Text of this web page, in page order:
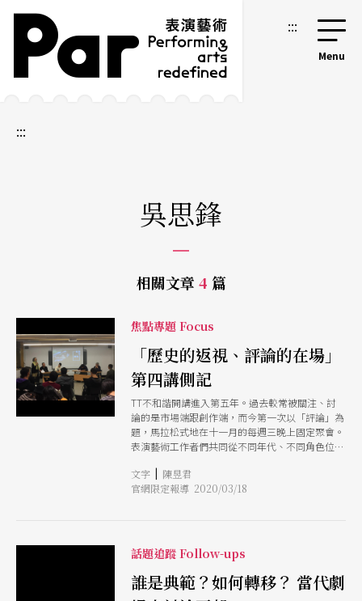
跳到主要內容區塊
網站導覽 :::
:::
吳思鋒
相關文章 4 篇
焦點專題 Focus
「歷史的返視、評論的在場」
第四講側記
TT不和諧開講進入第五年。過去較常被關注、討
論的是市場端跟創作端，而今第一次以「評論」為
題，馬拉松式地在十一月的每週三晚上固定聚會。
表演藝術工作者們共同從不同年代、不同角色位
天生無可抵擋的多重矛盾性。 第四場以圓桌共談
為目標來進行評論的評論，邀請講者郭力昕、黎家
文字 | 陳昱君
官網限定報導 2020/03/18
話題追蹤 Follow-ups
誰是典範？如何轉移？ 當代劇